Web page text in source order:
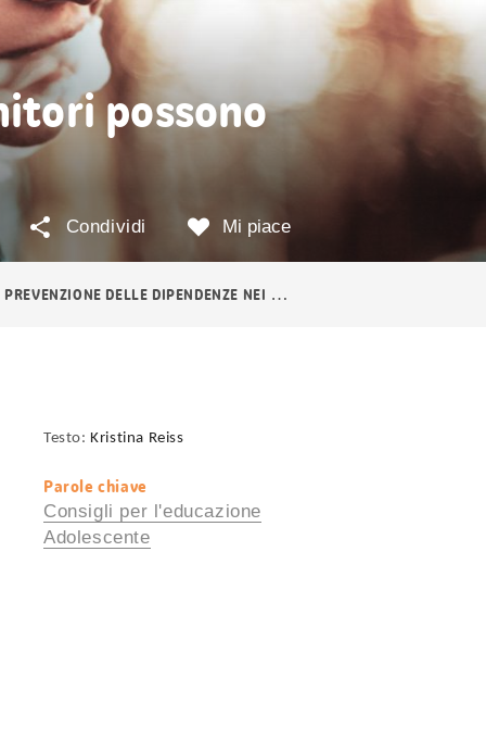
PREVENZIONE DELLE DIPENDENZE NEI GIOVANI
possono
Mi piace
Condividi
Informazioni
Testo: Kristina Reiss
Parole chiave
Consigli per l'educazione
Adolescente